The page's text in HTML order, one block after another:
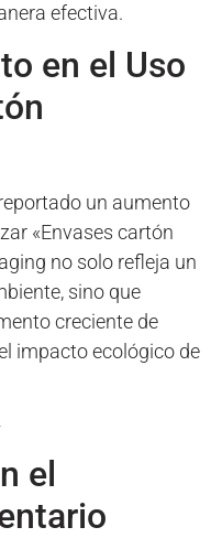
efectiva.
en el Uso
un aumento
«Envases cartón
no solo refleja un
sino que
creciente de
impacto ecológico de
el